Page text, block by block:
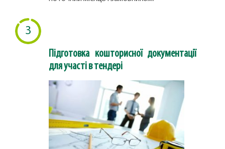
3
Підготовка кошторисної документації
для участі в тендері